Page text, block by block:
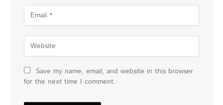
Save my name, email, and website in this browser
for the next time I comment.